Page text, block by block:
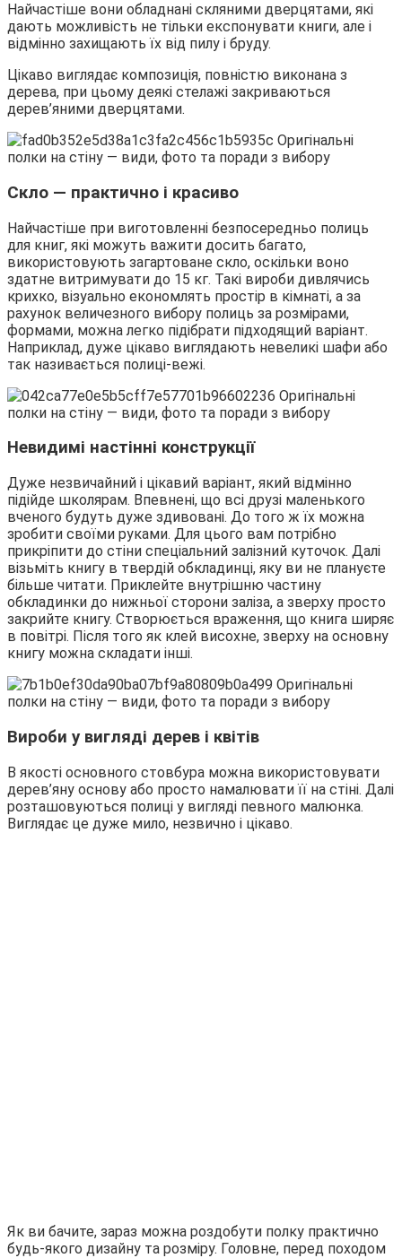
Найчастіше вони обладнані скляними дверцятами, які
дають можливість не тільки експонувати книги, але і
відмінно захищають їх від пилу і бруду.
Цікаво виглядає композиція, повністю виконана з
дерева, при цьому деякі стелажі закриваються
дерев’яними дверцятами.
Скло — практично і красиво
Найчастіше при виготовленні безпосередньо полиць
для книг, які можуть важити досить багато,
використовують загартоване скло, оскільки воно
здатне витримувати до 15 кг. Такі вироби дивлячись
крихко, візуально економлять простір в кімнаті, а за
рахунок величезного вибору полиць за розмірами,
формами, можна легко підібрати підходящий варіант.
Наприклад, дуже цікаво виглядають невеликі шафи або
так називається полиці-вежі.
Невидимі настінні конструкції
Дуже незвичайний і цікавий варіант, який відмінно
підійде школярам. Впевнені, що всі друзі маленького
вченого будуть дуже здивовані. До того ж їх можна
зробити своїми руками. Для цього вам потрібно
прикріпити до стіни спеціальний залізний куточок. Далі
візьміть книгу в твердій обкладинці, яку ви не плануєте
більше читати. Приклейте внутрішню частину
обкладинки до нижньої сторони заліза, а зверху просто
закрийте книгу. Створюється враження, що книга ширяє
в повітрі. Після того як клей висохне, зверху на основну
книгу можна складати інші.
Вироби у вигляді дерев і квітів
В якості основного стовбура можна використовувати
дерев’яну основу або просто намалювати її на стіні. Далі
розташовуються полиці у вигляді певного малюнка.
Виглядає це дуже мило, незвично і цікаво.
Як ви бачите, зараз можна роздобути полку практично
будь-якого дизайну та розміру. Головне, перед походом